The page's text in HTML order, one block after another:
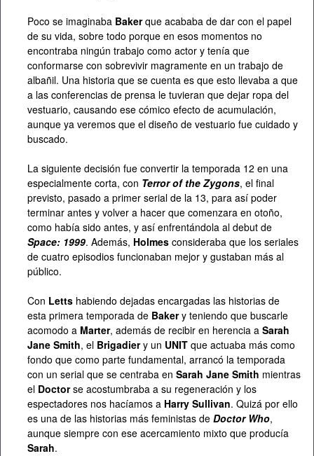
Poco se imaginaba Bakerque acababa de dar con el papel
de su vida, sobre todo porque en esos momentos no
encontraba ningún trabajo como actor y tenía que
conformarse con sobrevivir magramente en un trabajo de
albañil. Una historia que se cuenta es que esto llevaba a que
a las conferencias de prensa le tuvieran que dejar ropa del
vestuario, causando ese cómico efecto de acumulación,
aunque ya veremos que el diseño de vestuario fue cuidado y
buscado.
La siguiente decisión fue convertir la temporada 12 en una
especialmente corta, con Terror of the Zygons, el final
previsto, pasado a primer serial de la 13, para así poder
terminar antes y volver a hacer que comenzara en otoño,
como había sido antes, y así enfrentándola al debut de
Space: 1999. Además, Holmes consideraba que los seriales
de cuatro episodios funcionaban mejor y gustaban más al
público.
Con Letts habiendo dejadas encargadas las historias de
esta primera temporada de Bakery teniendo que buscarle
acomodo a Marter, además de recibir en herencia a Sarah
Jane Smith, el Brigadiery un UNIT que actuaba más como
fondo que como parte fundamental, arrancó la temporada
con un serial que se centraba en Sarah Jane Smith mientras
el Doctorse acostumbraba a su regeneración y los
espectadores nos hacíamos a Harry Sullivan. Quizá por ello
es una de las historias más feministas de Doctor Who,
aunque siempre con ese acercamiento mixto que producía
Sarah.